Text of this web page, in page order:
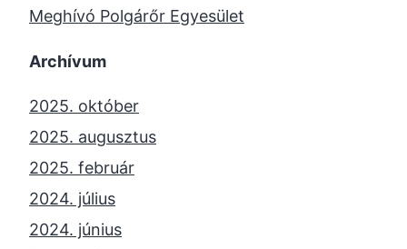
Meghívó Polgárőr Egyesület
Archívum
2025. október
2025. augusztus
2025. február
2024. július
2024. június